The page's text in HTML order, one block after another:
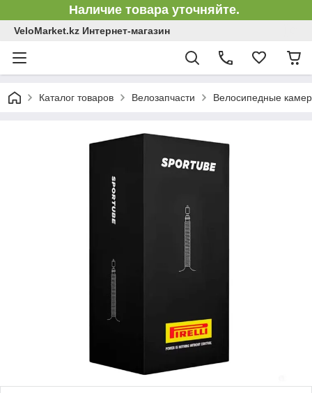
Наличие товара уточняйте.
VeloMarket.kz Интернет-магазин
Каталог товаров Велозапчасти Велосипедные